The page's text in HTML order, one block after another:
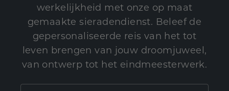
werkelijkheid met onze op maat
gemaakte sieradendienst. Beleef de
gepersonaliseerde reis van het tot
leven brengen van jouw droomjuweel,
van ontwerp tot het eindmeesterwerk.